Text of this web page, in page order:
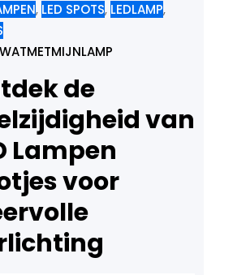
, LED SPOTS, LEDLAMP,
WATMETMIJNLAMP
de
van
Lampen
voor